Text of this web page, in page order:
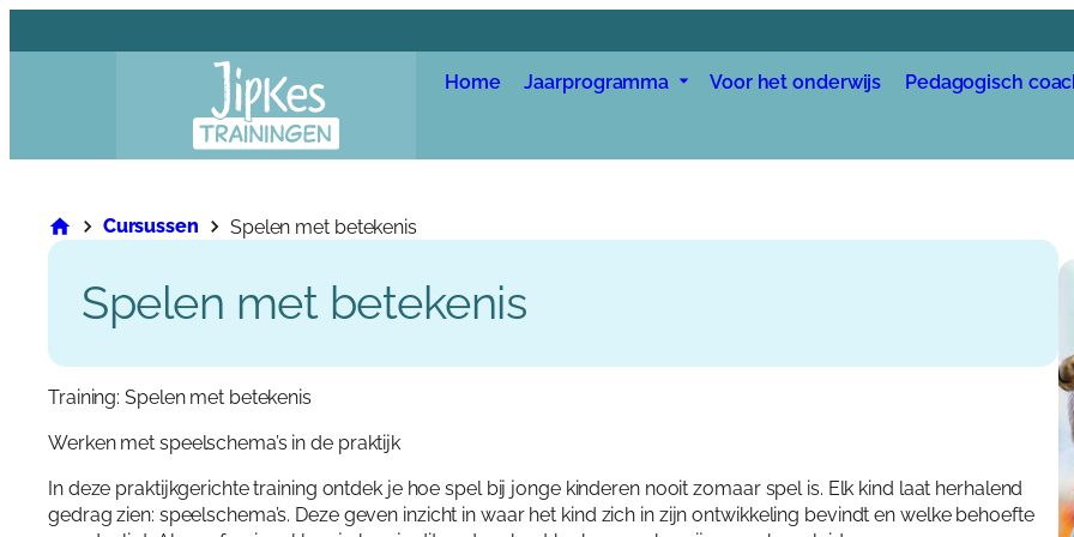
naar
Home Jaarprogramma
Voor de kinderopvang
Voor het onderwijs Pedagogisch
Voor
Voor
Voor
Cursussen Spelen met betekenis
Spelen met betekenis
Training: Spelen met betekenis
Werken met speelschema’s in de praktijk
In deze praktijkgerichte training ontdek je hoe spel bij jonge kinderen nooit zomaar spel is. Elk kind laat herhalend
gedrag zien: speelschema’s. Deze geven inzicht in waar het kind zich in zijn ontwikkeling bevindt en welke behoefte